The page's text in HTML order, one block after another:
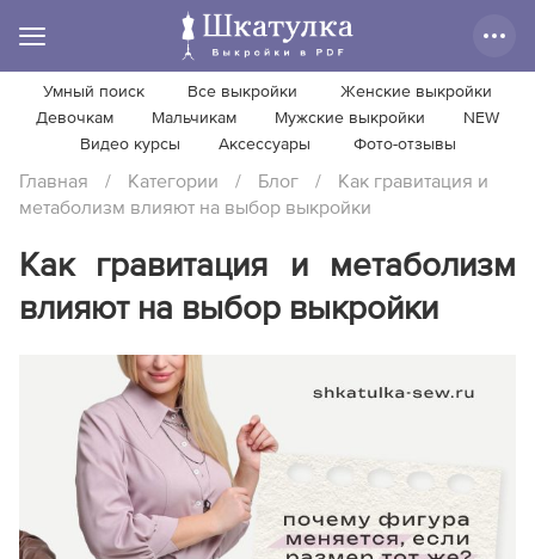
Умный поиск Все выкройки
Женские выкройки
Девочкам
Мальчикам Мужские выкройки
NEW
Видео курсы
Аксессуары Фото-отзывы
Главная / Категории / Блог /
Как гравитация и
метаболизм влияют на выбор выкройки
Как гравитация и метаболизм
влияют на выбор выкройки